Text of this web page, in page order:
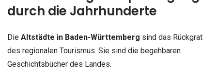
durch die Jahrhunderte
Die Altstädte in Baden-Württemberg sind das Rückgrat
des regionalen Tourismus. Sie sind die begehbaren
Geschichtsbücher des Landes.